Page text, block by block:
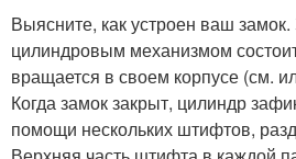
Выясните, как устроен ваш
цилиндровым механизмом
вращается в своем корпусе (см.
Когда замок закрыт, цилиндр
помощи нескольких штифтов,